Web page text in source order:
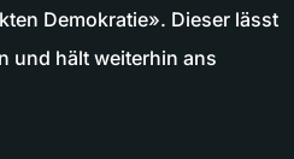
Demokratie». Dieser lässt
und hält weiterhin ans